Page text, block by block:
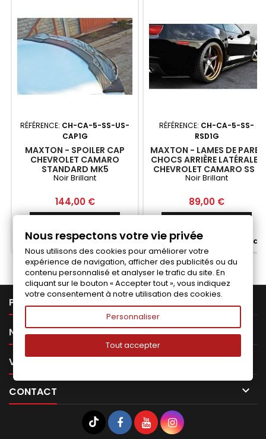
RÉFÉRENCE: CH-CA-5-SS-US-
CAP1G
MAXTON - SPOILER CAP
CHEVROLET CAMARO
STANDARD MK5
Noir Brillant
Prix
144,00 €
Fabriqué a la commande
RÉFÉRENCE: CH-CA-5-SS-
RSD1G
MAXTON - LAMES DE PARE-
CHOCS ARRIÈRE LATÉRALES
CHEVROLET CAMARO SS /
STANDARD MK5
Noir Brillant
Prix
89,00 €
Fabriqué a la commande
PRODUITS
NOTRE SOCIÉTÉ 
VOTRE COMPTE 
CONTACT 
Nous respectons votre vie privée
Nous utilisons des cookies pour améliorer votre
expérience de navigation, afficher des publicités ou du
contenu personnalisé et analyser le trafic du site. En
cliquant sur le bouton « Accepter tout », vous indiquez
votre consentement à notre utilisation des cookies.
Personnaliser
Tout accepter